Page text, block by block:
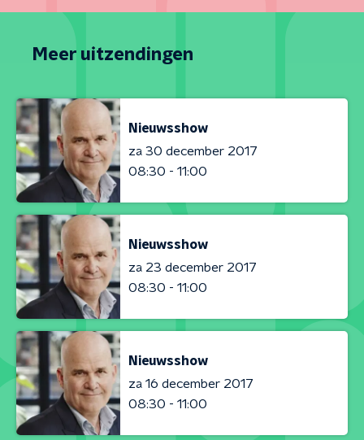
Meer uitzendingen
Nieuwsshow
za 30 december 2017
08:30 - 11:00
Nieuwsshow
za 23 december 2017
08:30 - 11:00
Nieuwsshow
za 16 december 2017
08:30 - 11:00